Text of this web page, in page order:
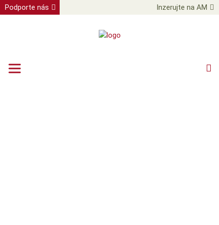
Podporte nás Inzerujte na AM